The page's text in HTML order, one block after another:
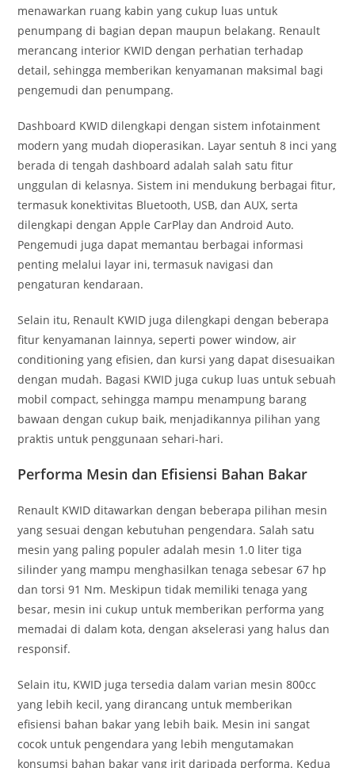
menawarkan ruang kabin yang cukup luas untuk
penumpang di bagian depan maupun belakang. Renault
merancang interior KWID dengan perhatian terhadap
detail, sehingga memberikan kenyamanan maksimal bagi
pengemudi dan penumpang.
Dashboard KWID dilengkapi dengan sistem infotainment
modern yang mudah dioperasikan. Layar sentuh 8 inci yang
berada di tengah dashboard adalah salah satu fitur
unggulan di kelasnya. Sistem ini mendukung berbagai fitur,
termasuk konektivitas Bluetooth, USB, dan AUX, serta
dilengkapi dengan Apple CarPlay dan Android Auto.
Pengemudi juga dapat memantau berbagai informasi
penting melalui layar ini, termasuk navigasi dan
pengaturan kendaraan.
Selain itu, Renault KWID juga dilengkapi dengan beberapa
fitur kenyamanan lainnya, seperti power window, air
conditioning yang efisien, dan kursi yang dapat disesuaikan
dengan mudah. Bagasi KWID juga cukup luas untuk sebuah
mobil compact, sehingga mampu menampung barang
bawaan dengan cukup baik, menjadikannya pilihan yang
praktis untuk penggunaan sehari-hari.
Performa Mesin dan Efisiensi Bahan Bakar
Renault KWID ditawarkan dengan beberapa pilihan mesin
yang sesuai dengan kebutuhan pengendara. Salah satu
mesin yang paling populer adalah mesin 1.0 liter tiga
silinder yang mampu menghasilkan tenaga sebesar 67 hp
dan torsi 91 Nm. Meskipun tidak memiliki tenaga yang
besar, mesin ini cukup untuk memberikan performa yang
memadai di dalam kota, dengan akselerasi yang halus dan
responsif.
Selain itu, KWID juga tersedia dalam varian mesin 800cc
yang lebih kecil, yang dirancang untuk memberikan
efisiensi bahan bakar yang lebih baik. Mesin ini sangat
cocok untuk pengendara yang lebih mengutamakan
konsumsi bahan bakar yang irit daripada performa. Kedua